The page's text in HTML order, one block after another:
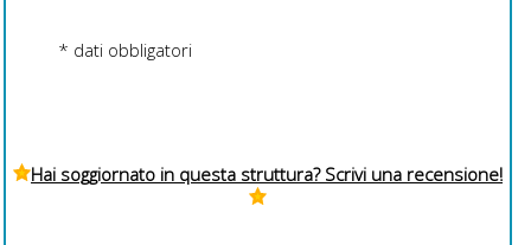
* dati obbligatori
Hai soggiornato in questa struttura? Scrivi una recensione!